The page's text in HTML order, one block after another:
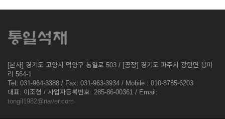
[본사] 경기도 고양시 덕양구 통일로 503 / [공장] 경기도 파주시 광탄면 용미
리 564-1
Tel: 031-964-3388 / Fax: 031-963-3934 / Mobile : 010-8785-6203
대표: 이조형 / 사업자등록번호: 285-86-00361 / Email:
tongil1982@naver.com